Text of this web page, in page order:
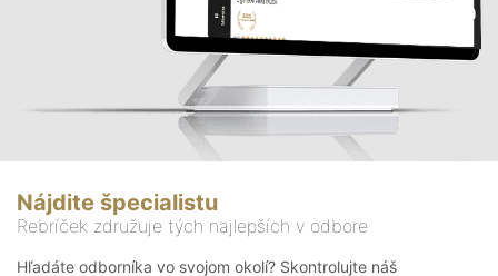
Nájdite špecialistu
Rebríček združuje tých najlepších v odbore
Hľadáte odborníka vo svojom okolí? Skontrolujte náš